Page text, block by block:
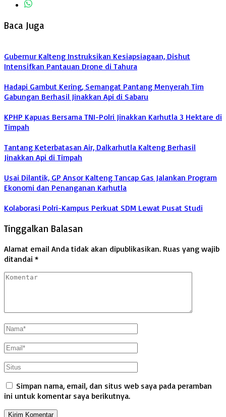
Baca Juga
Gubernur Kalteng Instruksikan Kesiapsiagaan, Dishut
Intensifkan Pantauan Drone di Tahura
Hadapi Gambut Kering, Semangat Pantang Menyerah Tim
Gabungan Berhasil Jinakkan Api di Sabaru
KPHP Kapuas Bersama TNI-Polri Jinakkan Karhutla 3 Hektare di
Timpah
Tantang Keterbatasan Air, Dalkarhutla Kalteng Berhasil
Jinakkan Api di Timpah
Usai Dilantik, GP Ansor Kalteng Tancap Gas Jalankan Program
Ekonomi dan Penanganan Karhutla
Kolaborasi Polri-Kampus Perkuat SDM Lewat Pusat Studi
Tinggalkan Balasan
Alamat email Anda tidak akan dipublikasikan. Ruas yang wajib
ditandai *
Simpan nama, email, dan situs web saya pada peramban
ini untuk komentar saya berikutnya.